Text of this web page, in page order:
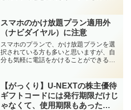
Microsoft、2026年7月の「Window...
スマホのかけ放題プラン適用外
（ナビダイヤル）に注意
スマホのプランで、かけ放題プランを選
択されている方も多いと思いますが、自
分も気軽に電話をかけることができるの
請求額はほぼ定額だったのですが、先月
の請求が高くなっているこ...
【がっくり】U-NEXTの株主優待
ギフトコードには発行期限だけじ
ゃなくて、使用期限もあった